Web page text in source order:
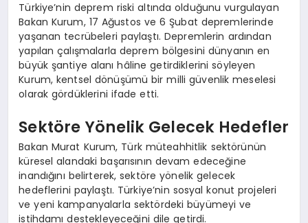
Türkiye’nin deprem riski altında olduğunu vurgulayan
Bakan Kurum, 17 Ağustos ve 6 Şubat depremlerinde
yaşanan tecrübeleri paylaştı. Depremlerin ardından
yapılan çalışmalarla deprem bölgesini dünyanın en
büyük şantiye alanı hâline getirdiklerini söyleyen
Kurum, kentsel dönüşümü bir milli güvenlik meselesi
olarak gördüklerini ifade etti.
Sektöre Yönelik Gelecek Hedefler
Bakan Murat Kurum, Türk müteahhitlik sektörünün
küresel alandaki başarısının devam edeceğine
inandığını belirterek, sektöre yönelik gelecek
hedeflerini paylaştı. Türkiye’nin sosyal konut projeleri
ve yeni kampanyalarla sektördeki büyümeyi ve
istihdamı destekleyeceğini dile getirdi.